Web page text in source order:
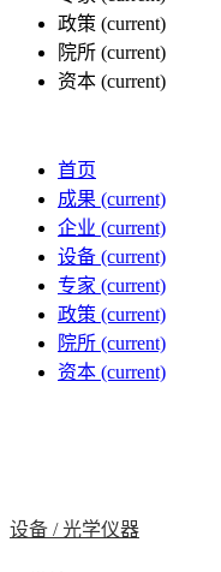
政策 (current)
院所 (current)
资本 (current)
首页
成果 (current)
企业 (current)
设备 (current)
专家 (current)
政策 (current)
院所 (current)
资本 (current)
设备 /光学仪器